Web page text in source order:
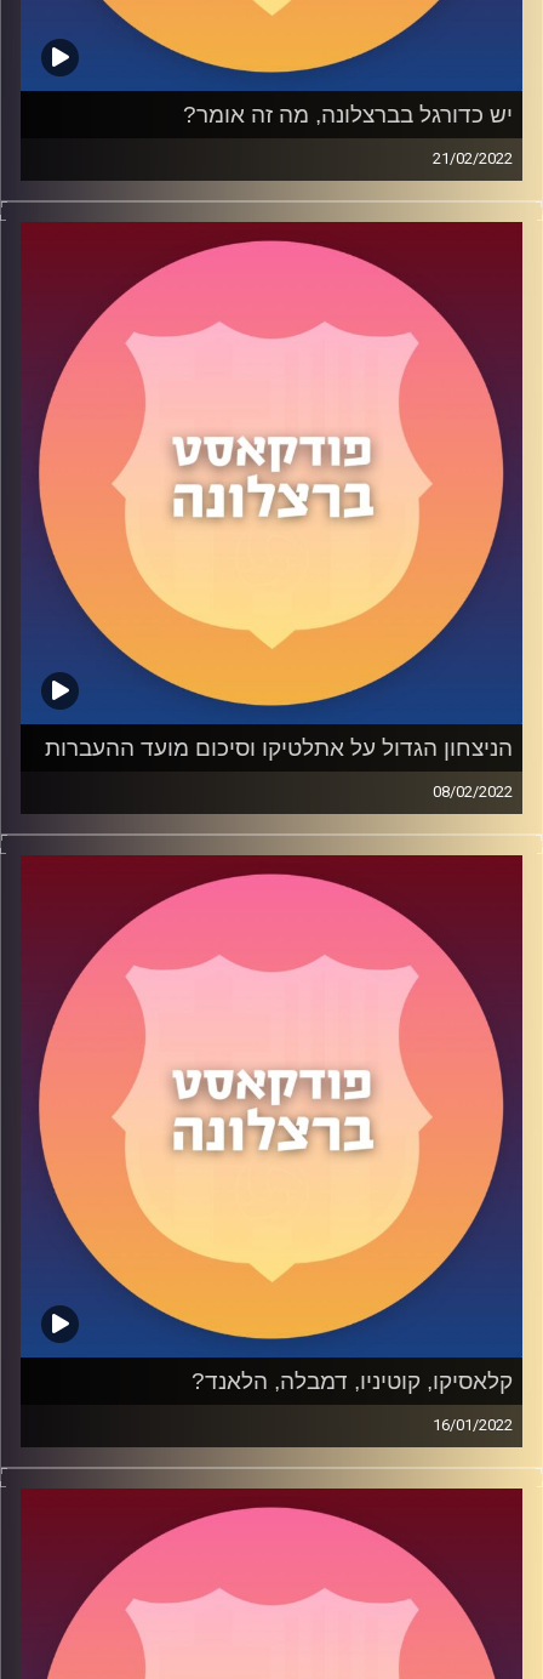
יש כדורגל בברצלונה, מה זה אומר?
21/02/2022
פרק לפנים עם הניצחון הגדול נגד ולנסיה, היכולת נגד נאפולי,
ביצועי השחקנים תחת צ'אבי וכמובן התשובות לשאלות שלכם,
משתתפים: יעוז, שי, תום ותומגיל.
קרדיט תמונות:
שי פל
הניצחון הגדול על אתלטיקו וסיכום מועד ההעברות
08/02/2022
בפרק 38 דיברנו (סוף סוף) על ניצחון במשחק גדול עם ה 2-4
על אתלטיקו מדריד. ניתוח המשחק הטקטי של צ'אבי מול
סימאונה + הביצועים של השחקנים. בסוף הפרק דיברנו על
סיכום מועד ההעברות וענינו לחלק מהשאלות שלכם.
משתתפים: שי, תום גיל ואופיר באולפן. החלמה מהירה לתום
רוזנווסר וטיסה נעימה ליעוז סבר.
קרדיט תמונות:
שי פל
קלאסיקו, קוטיניו, דמבלה, הלאנד?
16/01/2022
בפרק 36 של הפודקאסט שלנו דיברנו על התחושות
האמביוולנטיות של הקלאסיקו בסופרקופה, מה עם המצב של
בוסקטס ודה יונג? עסקנו גם בפרידה (הזמנית?) מקוטיניו,
האבן בדרכי השתן אומטיטי, כאב הראש מדמבלה וכמובן
הפנטזיה אודות ארלינג הלאנד.
משתתפים: שי, יעוז וטום.